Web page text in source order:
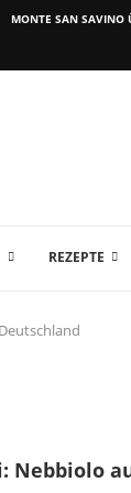
MONTE SAN SAVINO
REZEPTE
Nebbiolo